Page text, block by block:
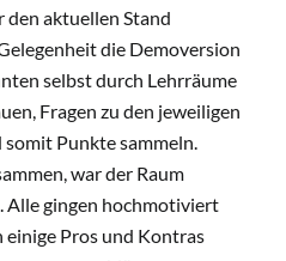
aktuellen Stand
die Demoversion
selbst durch Lehrräume
Fragen zu den jeweiligen
Punkte sammeln.
war der Raum
Alle gingen hochmotiviert
einige Pros und Kontras